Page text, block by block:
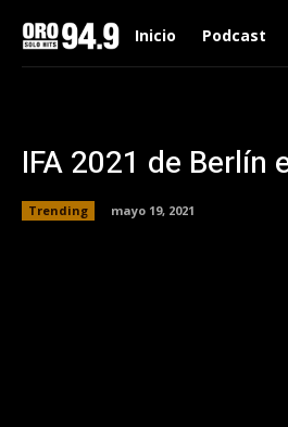
Inicio Podcast
IFA 2021 de Berlín
Trending mayo 19, 2021